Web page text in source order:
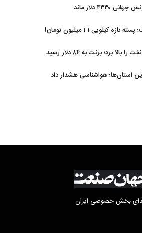
دلار ماند
کیلویی ۱.۱ میلیون تومان!
برد؛ برنت به ۸۴ دلار رسید
استان‌ها؛ هواشناسی هشدار داد
بخش خصوصی ایران